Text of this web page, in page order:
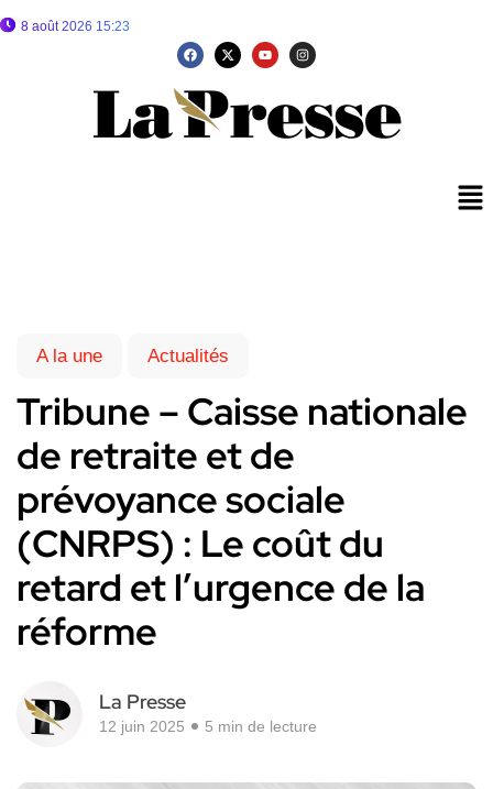
8 août 2026 15:23
A la une Actualités
Tribune – Caisse nationale
de retraite et de
prévoyance sociale
(CNRPS) : Le coût du
retard et l’urgence de la
réforme
La Presse
12 juin 2025 5 min de lecture